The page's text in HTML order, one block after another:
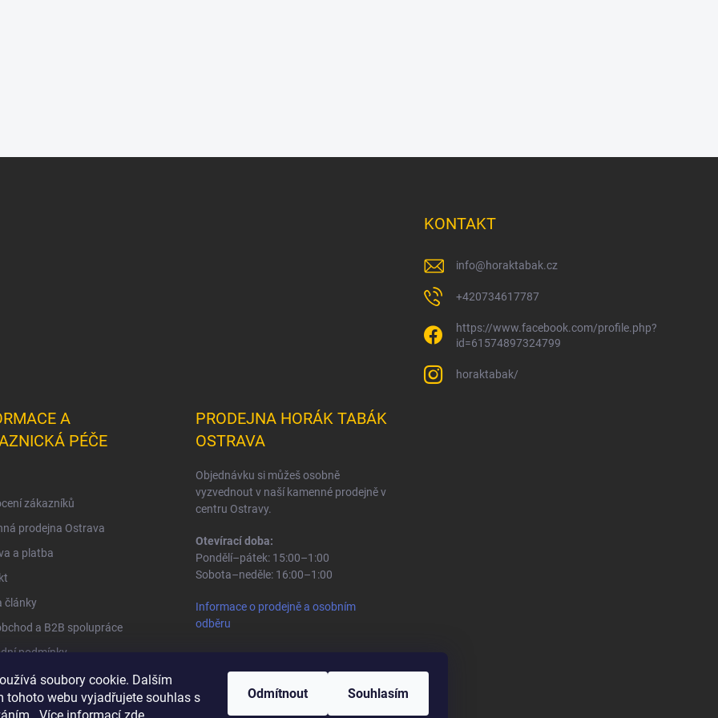
soubory cookie. Dalším
tohoto webu vyjadřujete souhlas s
Odmítnout Souhlasím
KONTAKT
info@horaktabak.cz
+420734617787
https://www.facebook.com/profile.php?
id=61574897324799
horaktabak/
A
PÉČE
zákazníků
prodejna Ostrava
a platba
články
a B2B spolupráce
podmínky
osobních údajů
PRODEJNA HORÁK TABÁK
OSTRAVA
Objednávku si můžeš osobně
vyzvednout v naší kamenné prodejně v
centru Ostravy.
Otevírací doba:
Pondělí–pátek: 15:00–1:00
Sobota–neděle: 16:00–1:00
Informace o prodejně a osobním
odběru